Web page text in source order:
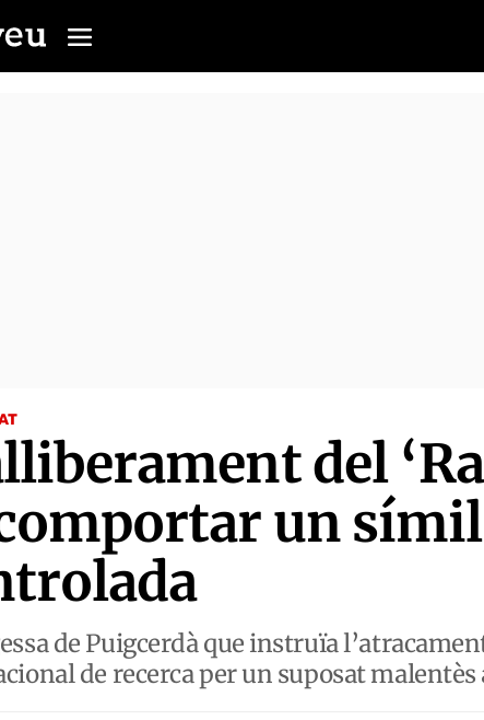
del
un
de Puigcerdà que instruïa
de recerca per un suposat